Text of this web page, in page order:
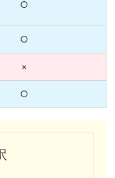
○
○
×
○